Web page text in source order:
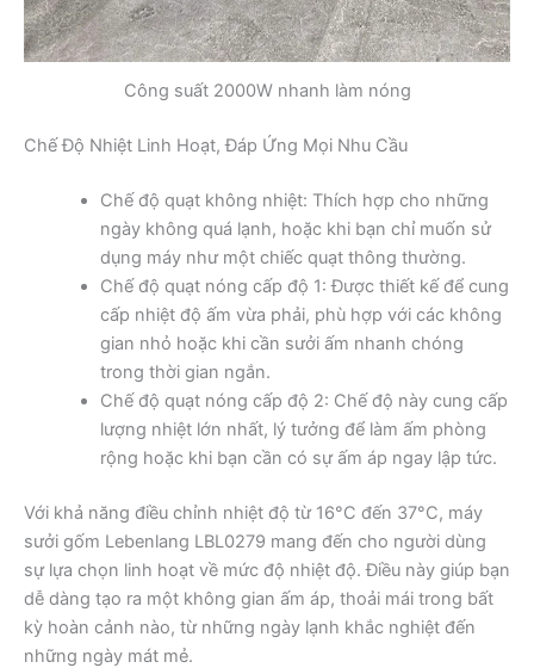
Công suất 2000W nhanh làm nóng
Chế Độ Nhiệt Linh Hoạt, Đáp Ứng Mọi Nhu Cầu
Chế độ quạt không nhiệt: Thích hợp cho những
ngày không quá lạnh, hoặc khi bạn chỉ muốn sử
dụng máy như một chiếc quạt thông thường.
Chế độ quạt nóng cấp độ 1: Được thiết kế để cung
cấp nhiệt độ ấm vừa phải, phù hợp với các không
gian nhỏ hoặc khi cần sưởi ấm nhanh chóng
trong thời gian ngắn.
Chế độ quạt nóng cấp độ 2: Chế độ này cung cấp
lượng nhiệt lớn nhất, lý tưởng để làm ấm phòng
rộng hoặc khi bạn cần có sự ấm áp ngay lập tức.
Với khả năng điều chỉnh nhiệt độ từ 16°C đến 37°C, máy
sưởi gốm Lebenlang LBL0279 mang đến cho người dùng
sự lựa chọn linh hoạt về mức độ nhiệt độ. Điều này giúp bạn
dễ dàng tạo ra một không gian ấm áp, thoải mái trong bất
kỳ hoàn cảnh nào, từ những ngày lạnh khắc nghiệt đến
những ngày mát mẻ.